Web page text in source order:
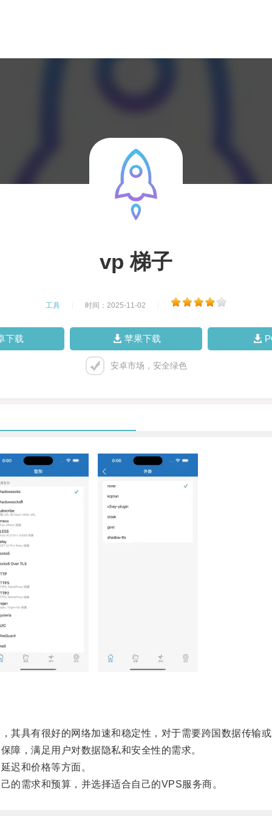
vp 梯子
工具 时间：2025-11-02
下载 苹果下载
安卓市场，安全绿色
具有很好的网络加速和稳定性，对于需要跨国数据传输
，满足用户对数据隐私和安全性的需求。
和价格等方面。
需求和预算，并选择适合自己的VPS服务商。